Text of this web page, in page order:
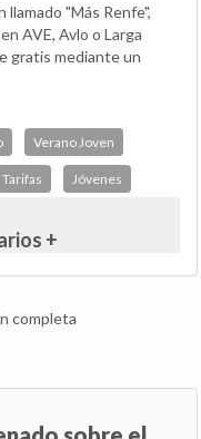
"Más Renfe",
AVE, Avlo o Larga
gratis mediante un
Verano Joven
Tarifas Jóvenes
+
completa